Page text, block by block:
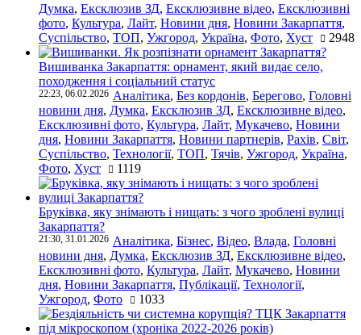
Думка, Ексклюзив ЗД, Ексклюзивне відео, Ексклюзивні
фото, Культура, Лайт, Новини дня, Новини Закарпаття,
Суспільство, ТОП, Ужгород, Україна, Фото, Хуст 2948
Вишиванка Закарпаття: орнамент, який видає село,
походження і соціальний статус
22:23, 06.02.2026 Аналітика, Без кордонів, Берегово, Головні
новини дня, Думка, Ексклюзив ЗД, Ексклюзивне відео,
Ексклюзивні фото, Культура, Лайт, Мукачево, Новини
дня, Новини Закарпаття, Новини партнерів, Рахів, Світ,
Суспільство, Технології, ТОП, Тячів, Ужгород, Україна,
Фото, Хуст 1119
Бруківка, яку знімають і нищать: з чого зроблені вулиці
Закарпаття?
21:30, 31.01.2026 Аналітика, Бізнес, Відео, Влада, Головні
новини дня, Думка, Ексклюзив ЗД, Ексклюзивне відео,
Ексклюзивні фото, Культура, Лайт, Мукачево, Новини
дня, Новини Закарпаття, Публікації, Технології,
Ужгород, Фото 1033